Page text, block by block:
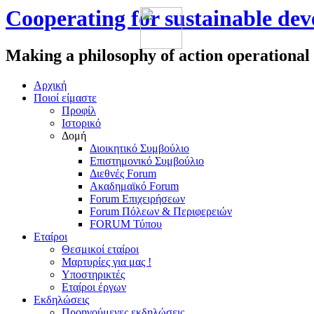
Cooperating for sustainable
Making a philosophy of action operational
Αρχική
Πoιοί είμαστε
Προφίλ
Ιστορικό
Δομή
Διοικητικό Συμβούλιο
Επιστημονικό Συμβούλιο
Διεθνές Forum
Ακαδημαϊκό Forum
Forum Επιχειρήσεων
Forum Πόλεων & Περιφερειών
FORUM Τύπου
Εταίροι
Θεσμικοί εταίροι
Μαρτυρίες για μας !
Υποστηρικτές
Εταίροι έργων
Εκδηλώσεις